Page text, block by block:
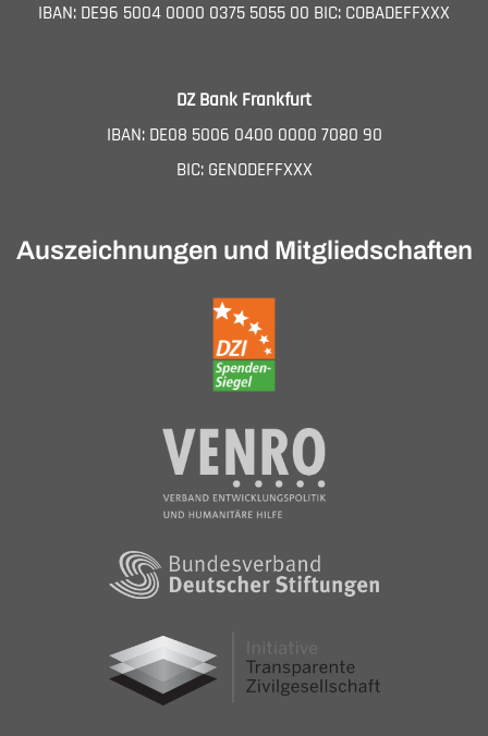
IBAN: DE96 5004 0000 0375 5055 00 BIC: COBADEFFXXX
DZ Bank Frankfurt
IBAN: DE08 5006 0400 0000 7080 90
BIC: GENODEFFXXX
Auszeichnungen und Mitgliedschaften